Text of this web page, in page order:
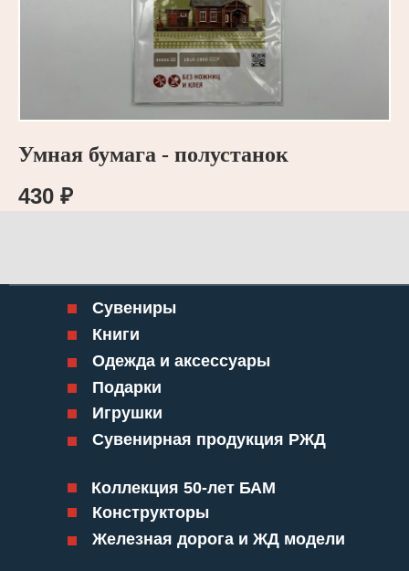
Умная бумага - полустанок
430 ₽
Сувениры
Книги
Игрушки
Железная дорога и ЖД модели
Одежда и аксессуары
Подарки
Конструкторы
Сувенирная продукция РЖД
Коллекция 50-лет БАМ